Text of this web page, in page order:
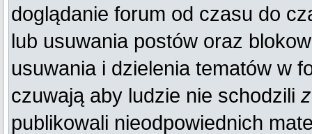
doglądanie forum od czasu do
lub usuwania postów oraz
usuwania i dzielenia tematów w
czuwają aby ludzie nie schodzili
publikowali nieodpowiednich